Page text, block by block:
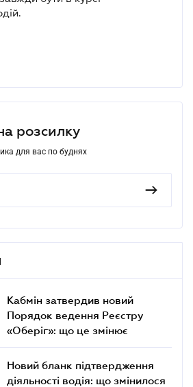
розсилку
для вас по буднях
Кабмін затвердив новий
Порядок ведення Реєстру
«Оберіг»: що це змінює
Новий бланк підтвердження
діяльності водія: що змінилося